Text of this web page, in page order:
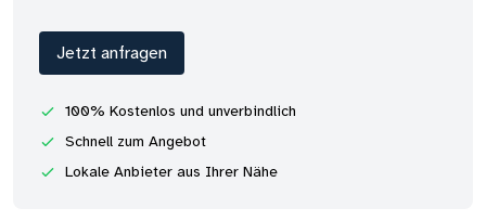
Jetzt anfragen
100% Kostenlos und unverbindlich
Schnell zum Angebot
Lokale Anbieter aus Ihrer Nähe